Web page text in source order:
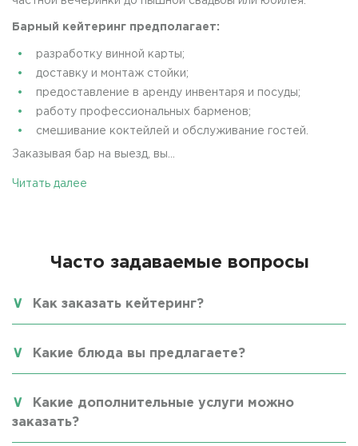
Барный кейтеринг предполагает:
разработку винной карты;
доставку и монтаж стойки;
предоставление в аренду инвентаря и посуды;
работу профессиональных барменов;
смешивание коктейлей и обслуживание гостей.
Заказывая бар на выезд, вы...
Читать далее
Часто задаваемые вопросы
Как заказать кейтеринг?
Какие блюда вы предлагаете?
Какие дополнительные услуги можно
заказать?